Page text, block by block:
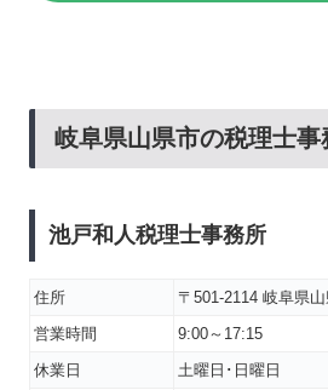
岐阜県山県市の税理士事
池戸和人税理士事務所
住所 〒501-2114 岐阜県
営業時間
9:00～17:15
休業日
土曜日･日曜日